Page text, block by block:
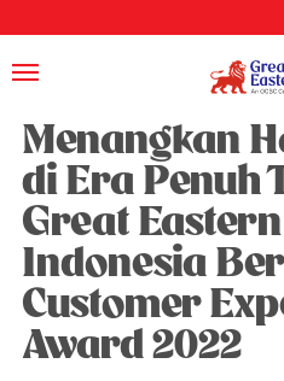
Menangkan
di Era Penuh
Great
Indonesia
Customer
Award 2022